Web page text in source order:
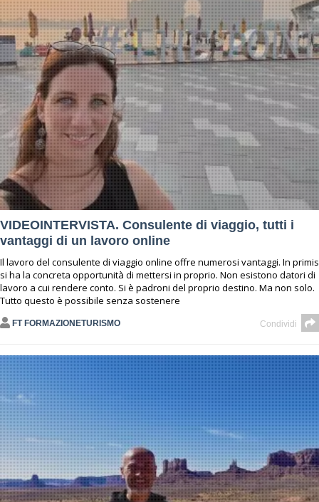
VIDEOINTERVISTA. Consulente di viaggio, tutti i
vantaggi di un lavoro online
Il lavoro del consulente di viaggio online offre numerosi vantaggi. In primis
si ha la concreta opportunità di mettersi in proprio. Non esistono datori di
lavoro a cui rendere conto. Si è padroni del proprio destino. Ma non solo.
Tutto questo è possibile senza sostenere
FT FORMAZIONETURISMO Condividi